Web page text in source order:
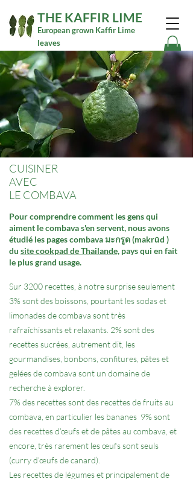
THE KAFFIR LIME
European grown Kaffir Lime
leaves
CUISINER
AVEC
LE COMBAVA
Pour comprendre comment les gens qui
aiment le combava s'en servent, nous avons
étudié les pages combava มะกรูด (makrūd )
du site cookpad de Thailande, pays qui en fait
le plus grand usage.
Sur 3200 recettes, à notre surprise seulement
3% sont des boissons, pourtant les sodas et
limonades de combava sont très
rafraîchissants et relaxants. 2% sont des
recettes sucrées, autrement dit, les
gourmandises, bonbons, confitures, pâtes et
gelées de combava sont un domaine de
recherche à explorer.
7% des recettes sont des recettes de fruits au
combava, en particulier les bananes 9% sont
des recettes d’œufs et de pâtes au combava, et
encore, très rarement les œufs sont seuls
(curry d’œufs de canard).
Les recettes de légumes et principalement de